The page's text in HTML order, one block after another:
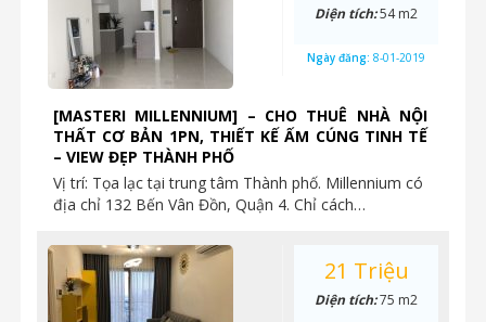
[MASTERI MILLENNIUM] – CHO THUÊ NHÀ NỘI
THẤT CƠ BẢN 1PN, THIẾT KẾ ẤM CÚNG TINH TẾ
– VIEW ĐẸP THÀNH PHỐ
Vị trí: Tọa lạc tại trung tâm Thành phố. Millennium có
địa chỉ 132 Bến Vân Đồn, Quận 4. Chỉ cách…
Diện tích:54 m2
Ngày đăng: 8-01-2019
21 Triệu
Diện tích:75 m2